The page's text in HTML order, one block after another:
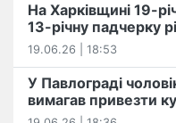
На Харківщині 19-
13-річну падчерку
19.06.26 | 18:53
У Павлограді
вимагав привезти